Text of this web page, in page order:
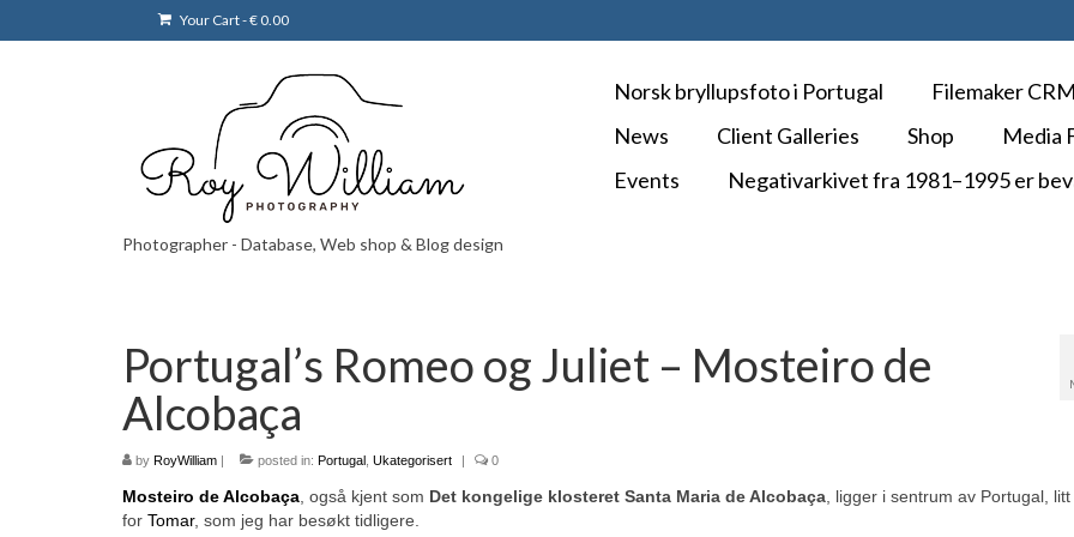
Your Cart-€ 0.00
Photographer - Database, Web shop & Blog design
Norsk bryllupsfoto i Portugal Filemaker CRM
News
Client Galleries Shop Media
Events
Negativarkivet fra 1981–1995 er
Portugal’s Romeo og Juliet – Mosteiro de
Alcobaça
by RoyWilliam | posted in: Portugal Ukategorisert | 0
Mosteiro de Alcobaça , også kjent som Det kongelige klosteret Santa Maria de Alcobaça , ligger i sentrum av Portugal,
for Tomar, som jeg har besøkt tidligere.